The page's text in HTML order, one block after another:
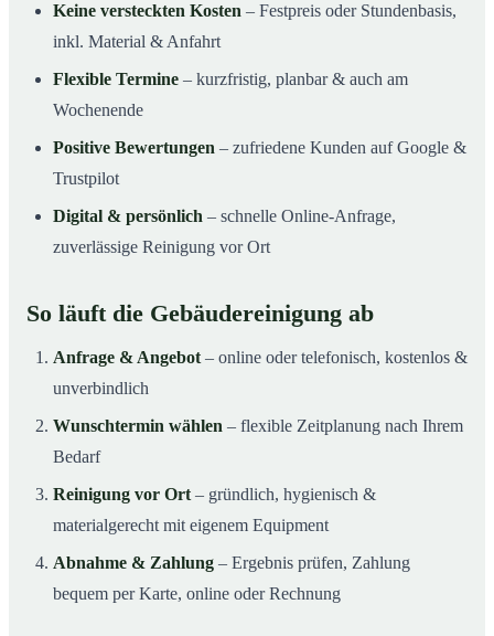
Keine versteckten Kosten – Festpreis oder Stundenbasis,
inkl. Material & Anfahrt
Flexible Termine – kurzfristig, planbar & auch am
Wochenende
Positive Bewertungen – zufriedene Kunden auf Google &
Trustpilot
Digital & persönlich – schnelle Online-Anfrage,
zuverlässige Reinigung vor Ort
So läuft die Gebäudereinigung ab
Anfrage & Angebot – online oder telefonisch, kostenlos &
unverbindlich
Wunschtermin wählen – flexible Zeitplanung nach Ihrem
Bedarf
Reinigung vor Ort – gründlich, hygienisch &
materialgerecht mit eigenem Equipment
Abnahme & Zahlung – Ergebnis prüfen, Zahlung
bequem per Karte, online oder Rechnung